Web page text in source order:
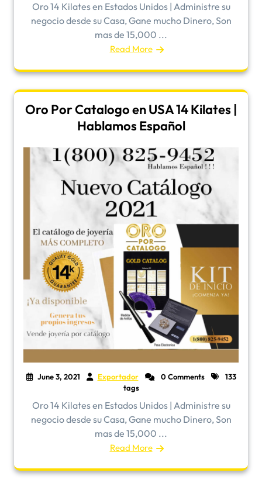
Oro 14 Kilates en Estados Unidos | Administre su
negocio desde su Casa, Gane mucho Dinero, Son
mas de 15,000 ...
Read More
Oro Por Catalogo en USA 14 Kilates |
Hablamos Español
June 3, 2021 Exportador 0 Comments
133
tags
Oro 14 Kilates en Estados Unidos | Administre su
negocio desde su Casa, Gane mucho Dinero, Son
mas de 15,000 ...
Read More